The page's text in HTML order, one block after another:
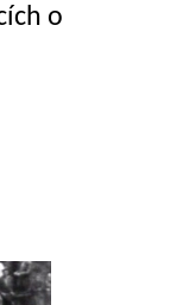
o